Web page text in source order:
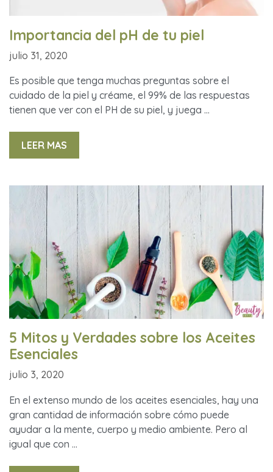
Importancia del pH de tu piel
julio 31, 2020
Es posible que tenga muchas preguntas sobre el
cuidado de la piel y créame, el 99% de las respuestas
tienen que ver con el PH de su piel, y juega …
LEER MAS
5 Mitos y Verdades sobre los Aceites
Esenciales
julio 3, 2020
En el extenso mundo de los aceites esenciales, hay una
gran cantidad de información sobre cómo puede
ayudar a la mente, cuerpo y medio ambiente. Pero al
igual que con …